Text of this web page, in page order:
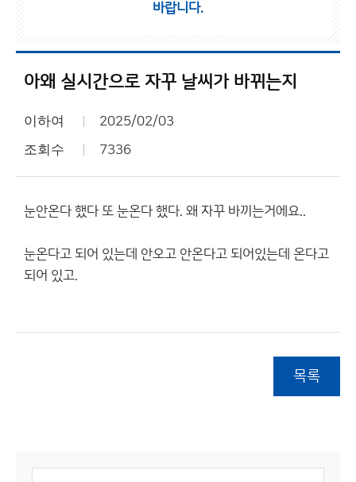
바랍니다.
아왜 실시간으로 자꾸 날씨가 바뀌는지
이하여 2025/02/03
조회수 7336
눈안온다 했다 또 눈온다 했다. 왜 자꾸 바끼는거에요..
눈온다고 되어 있는데 안오고 안온다고 되어있는데 온다고
되어 있고.
목록